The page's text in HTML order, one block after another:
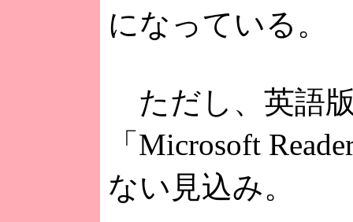
になっている。
ただし、英語
「Microsoft
ない見込み。